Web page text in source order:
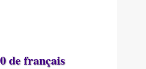
de français